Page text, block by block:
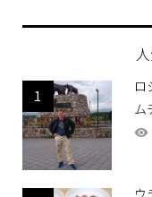
1
ロ
ム
ウ